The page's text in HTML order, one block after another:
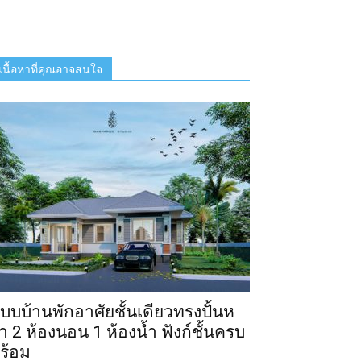
เนื้อหาที่คุณอาจสนใจ
บบ้านพักอาศัยชั้นเดียวทรงปั้นห
2 ห้องนอน 1 ห้องน้ำ ฟังก์ชั้นครบ
อม